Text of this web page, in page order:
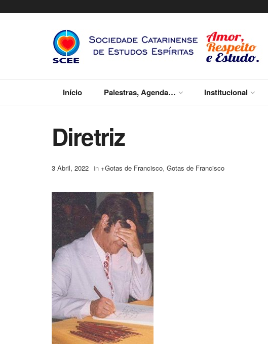
Início Palestras, Agenda… Institucional
Diretriz
3 Abril, 2022 in +Gotas de Francisco, Gotas de Francisco